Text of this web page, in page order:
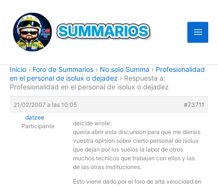
contenido
Inicio › Foro de Summarios › No solo Summa › Profesionalidad
en el personal de isolux o dejadez › Respuesta a:
Profesionalidad en el personal de isolux o dejadez
21/02/2007 a las 10:05
#73711
datzee
Participante
deicide wrote:
queria abrir esta discursion para que me dierais
vuestra opinion sobre cierto personal de isolux
que dejan por los suelos la labor de otros
muchos tecnicos que trabajan con ellos y las
de las otras instituciones.
Esto viene dado por el foro de alta velocidad en